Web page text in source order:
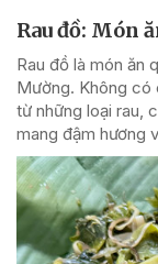
Rau đồ: Món
Rau đồ là món ăn
Mường. Không có
từ những loại rau,
mang đậm hương